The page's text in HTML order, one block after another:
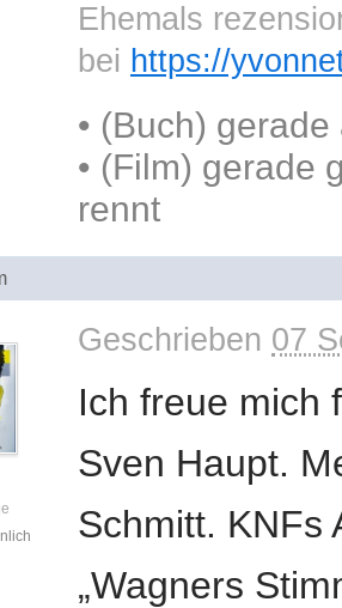
Ehemals
bei https://
• (Buch) gerade
• (Film) gerade
rennt
Geschrieben 07
Ich freue mich
Sven Haupt.
Schmitt. KNFs
„Wagners